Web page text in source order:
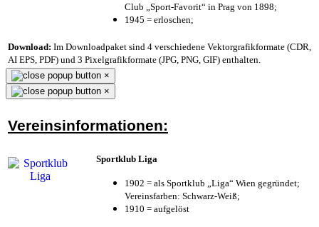
Club „Sport-Favorit“ in Prag von 1898;
1945 = erloschen;
Download: Im Downloadpaket sind 4 verschiedene Vektorgrafikformate (CDR,
AI EPS, PDF) und 3 Pixelgrafikformate (JPG, PNG, GIF) enthalten.
×
×
Vereinsinformationen:
Sportklub Liga
1902 = als Sportklub „Liga“ Wien gegründet;
Vereinsfarben: Schwarz-Weiß;
1910 = aufgelöst